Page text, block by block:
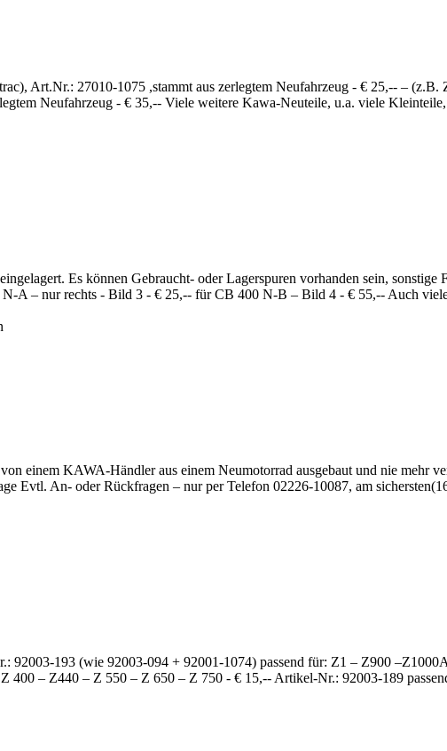
Art.Nr.: 27010-1075 ,stammt aus zerlegtem Neufahrzeug - € 25,-- – (z.B.
Neufahrzeug - € 35,-- Viele weitere Kawa-Neuteile, u.a. viele
Es können Gebraucht- oder Lagerspuren vorhanden sein,
A – nur rechts - Bild 3 - € 25,-- für CB 400 N-B – Bild 4 - € 55,-- Auch
einem KAWA-Händler aus einem Neumotorrad ausgebaut und nie mehr
Evtl. An- oder Rückfragen – nur per Telefon 02226-10087, am
92003-193 (wie 92003-094 + 92001-1074) passend für: Z1 – Z900
400 – Z440 – Z 550 – Z 650 – Z 750 - € 15,-- Artikel-Nr.: 92003-189